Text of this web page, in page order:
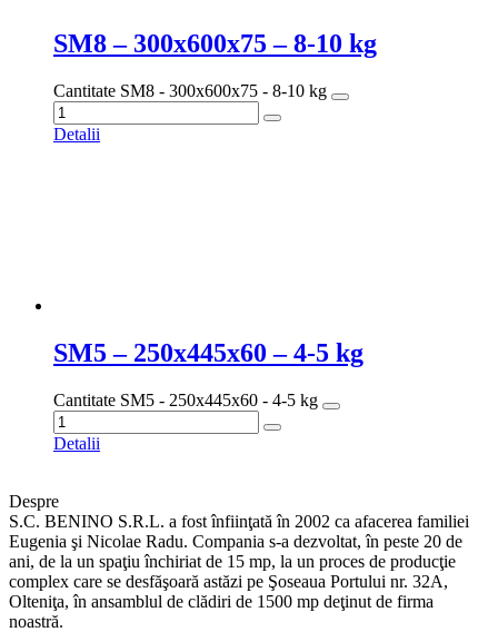
SM8 – 300x600x75 – 8-10 kg
Cantitate SM8 - 300x600x75 - 8-10 kg
Detalii
SM5 – 250x445x60 – 4-5 kg
Cantitate SM5 - 250x445x60 - 4-5 kg
Detalii
Despre
S.C. BENINO S.R.L. a fost înfiinţată în 2002 ca afacerea familiei
Eugenia şi Nicolae Radu. Compania s-a dezvoltat, în peste 20 de
ani, de la un spaţiu închiriat de 15 mp, la un proces de producţie
complex care se desfăşoară astăzi pe Şoseaua Portului nr. 32A,
Olteniţa, în ansamblul de clădiri de 1500 mp deţinut de firma
noastră.